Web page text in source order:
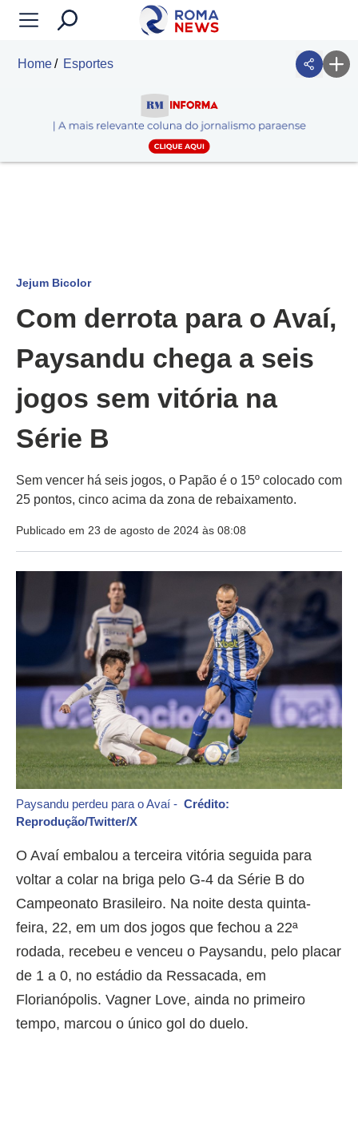
Home Esportes
Jejum Bicolor
Com derrota para o Avaí,
Paysandu chega a seis
jogos sem vitória na
Série B
Sem vencer há seis jogos, o Papão é o 15º colocado com
25 pontos, cinco acima da zona de rebaixamento.
Publicado em 23 de agosto de 2024 às 08:08
Paysandu perdeu para o Avaí - Crédito:
Reprodução/Twitter/X
O Avaí embalou a terceira vitória seguida para
voltar a colar na briga pelo G-4 da Série B do
Campeonato Brasileiro. Na noite desta quinta-
feira, 22, em um dos jogos que fechou a 22ª
rodada, recebeu e venceu o Paysandu, pelo placar
de 1 a 0, no estádio da Ressacada, em
Florianópolis. Vagner Love, ainda no primeiro
tempo, marcou o único gol do duelo.